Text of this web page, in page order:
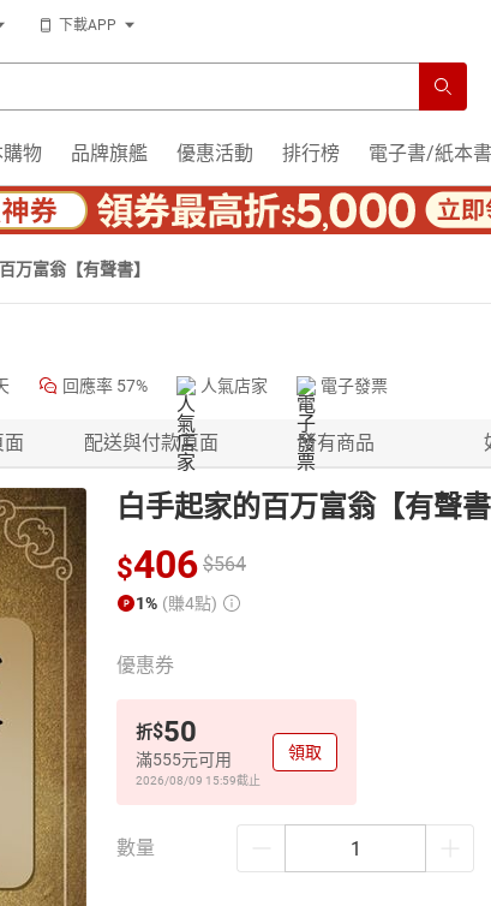
下載APP
購物 品牌旗艦 優惠活動 排行榜 電子書/紙本書
万富翁【有聲書】
回應率 57% 人氣店家 電子發票
面 配送與付款頁面 所有商品
白手起家的百万富翁【有聲
$406 $564
1% (賺4點)
優惠券
折$50
滿555元可用
2026/08/09 15:59截止
領取
數量